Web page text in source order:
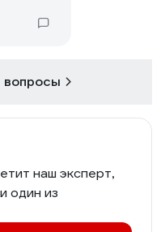
вопросы
наш эксперт,
один из